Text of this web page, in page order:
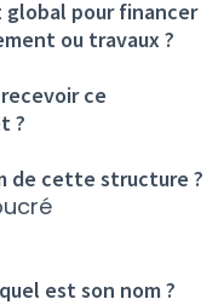
global pour financer
ou travaux ?
ce
?
de cette structure ?
est son nom ?